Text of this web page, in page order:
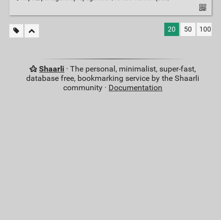
20 50 100
Shaarli · The personal, minimalist, super-fast,
database free, bookmarking service by the Shaarli
community · Documentation